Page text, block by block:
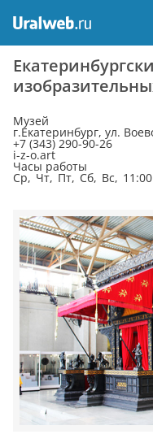
Музей
г.Екатеринбург, ул.
+7 (343) 290-90-26
i-z-o.art
Часы работы
Ср, Чт, Пт, Сб, Вс, 11:00